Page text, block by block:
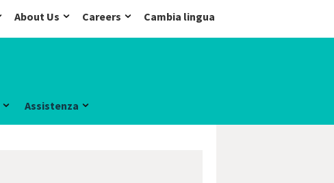
About Us Careers Cambia lingua
Assistenza